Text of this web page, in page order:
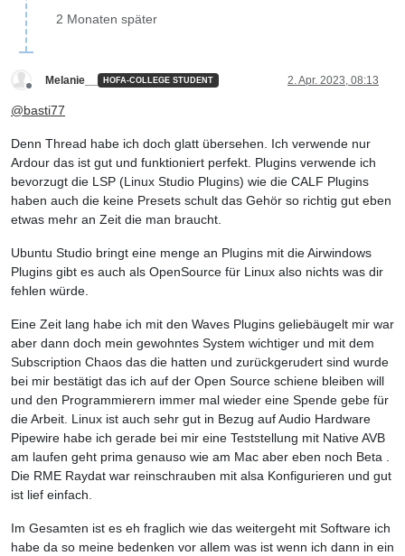
2 Monaten später
Melanie__ HOFA-COLLEGE STUDENT 2. Apr. 2023, 08:13
@basti77
Denn Thread habe ich doch glatt übersehen. Ich verwende nur
Ardour das ist gut und funktioniert perfekt. Plugins verwende ich
bevorzugt die LSP (Linux Studio Plugins) wie die CALF Plugins
haben auch die keine Presets schult das Gehör so richtig gut eben
etwas mehr an Zeit die man braucht.
Ubuntu Studio bringt eine menge an Plugins mit die Airwindows
Plugins gibt es auch als OpenSource für Linux also nichts was dir
fehlen würde.
Eine Zeit lang habe ich mit den Waves Plugins geliebäugelt mir war
aber dann doch mein gewohntes System wichtiger und mit dem
Subscription Chaos das die hatten und zurückgerudert sind wurde
bei mir bestätigt das ich auf der Open Source schiene bleiben will
und den Programmierern immer mal wieder eine Spende gebe für
die Arbeit. Linux ist auch sehr gut in Bezug auf Audio Hardware
Pipewire habe ich gerade bei mir eine Teststellung mit Native AVB
am laufen geht prima genauso wie am Mac aber eben noch Beta .
Die RME Raydat war reinschrauben mit alsa Konfigurieren und gut
ist lief einfach.
Im Gesamten ist es eh fraglich wie das weitergeht mit Software ich
habe da so meine bedenken vor allem was ist wenn ich dann in ein